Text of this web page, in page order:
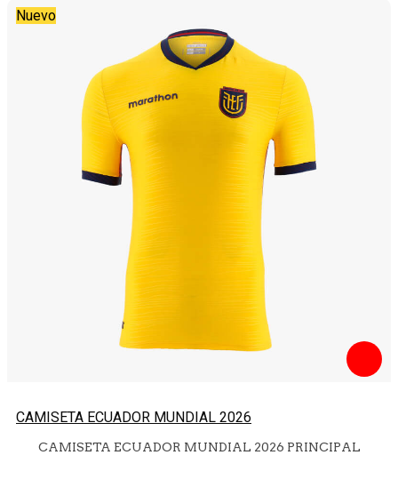
Nuevo
CAMISETA ECUADOR MUNDIAL 2026
CAMISETA ECUADOR MUNDIAL 2026 PRINCIPAL